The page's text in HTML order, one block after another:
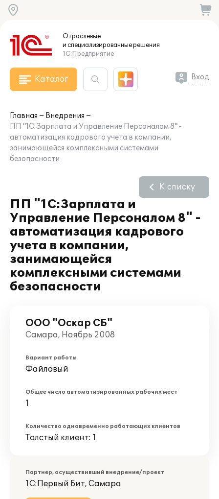
Отраслевые
и специализированныерешения
1С:Предприятие
Каталог Вход
Главная
Внедрения
ПП "1С:Зарплата и Управление Персоналом 8" -
автоматизация кадрового учета в компании,
занимающейся комплексными системами
безопасности
ПП "1С:Зарплата и
Управление Персоналом 8" -
автоматизация кадрового
учета в компании,
занимающейся
комплексными системами
безопасности
К списку
ООО "Оскар СБ"
Самара, Ноябрь 2008
Вариант работы
Файловый
Общее число автоматизированных рабочих мест
1
Количество одновременно работающих клиентов
Толстый клиент: 1
Партнер, осуществивший внедрение/проект
1С:Первый Бит, Самара